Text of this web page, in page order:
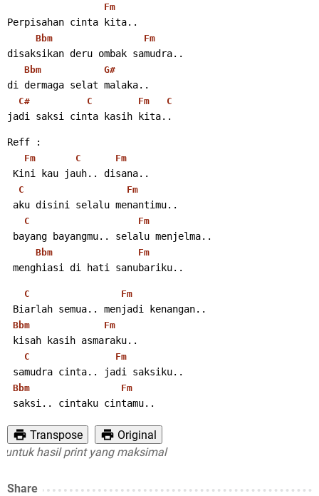
Fm
Perpisahan cinta kita..
Bbm Fm
disaksikan deru ombak samudra..
Bbm G#
di dermaga selat malaka..
C# C Fm C
jadi saksi cinta kasih kita..
Reff :
Fm C Fm
Kini kau jauh.. disana..
C Fm
aku disini selalu menantimu..
C Fm
bayang bayangmu.. selalu menjelma..
Bbm Fm
menghiasi di hati sanubariku..
C Fm
Biarlah semua.. menjadi kenangan..
Bbm Fm
kisah kasih asmaraku..
C Fm
samudra cinta.. jadi saksiku..
Bbm Fm
saksi.. cintaku cintamu..
Transpose
Original
hasil print yang maksimal
Share